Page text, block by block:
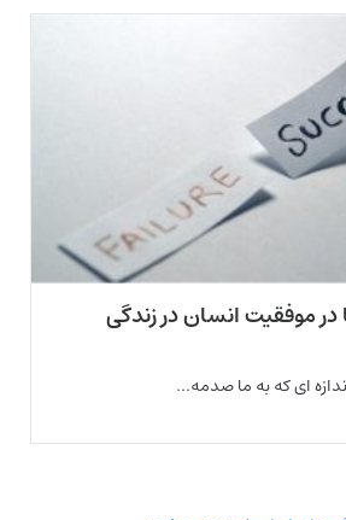
انسان در زندگی
ای که به ما صدمه...